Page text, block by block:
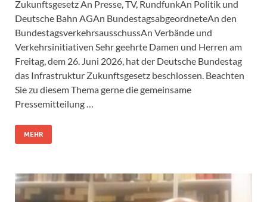
Zukunftsgesetz An Presse, TV, RundfunkAn Politik und
Deutsche Bahn AGAn BundestagsabgeordneteAn den
BundestagsverkehrsausschussAn Verbände und
Verkehrsinitiativen Sehr geehrte Damen und Herren am
Freitag, dem 26. Juni 2026, hat der Deutsche Bundestag
das Infrastruktur Zukunftsgesetz beschlossen. Beachten
Sie zu diesem Thema gerne die gemeinsame
Pressemitteilung …
MEHR